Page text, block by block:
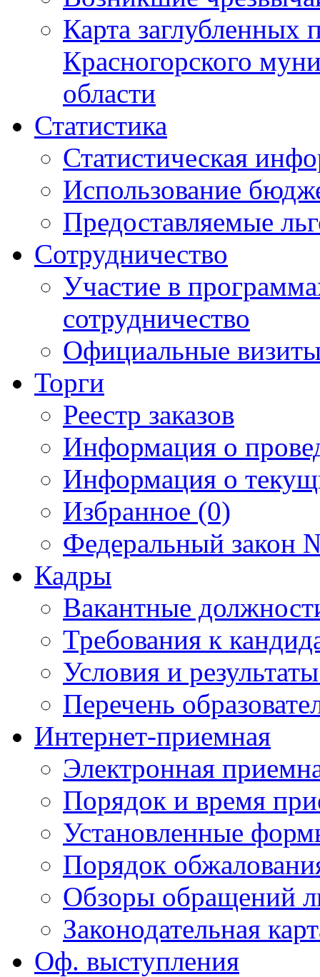
Карта
Красногорского
области
Статистика
Статистическая
Использование
Предоставляемые
Сотрудничество
Участие в
сотрудничество
Официальные
Торги
Реестр заказов
Информация о
Информация о
Избранное (0)
Федеральный закон
Кадры
Вакантные
Требования к
Условия и
Перечень
Интернет-приемная
Электронная
Порядок и время
Установленные
Порядок
Обзоры обращений
Законодательная
Оф. выступления